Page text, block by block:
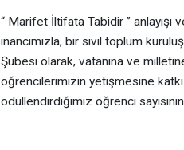
“ Marifet İltifata Tabidir ” anlayışı
inancımızla, bir sivil toplum
Şubesi olarak, vatanına ve
öğrencilerimizin yetişmesine
ödüllendirdiğimiz öğrenci